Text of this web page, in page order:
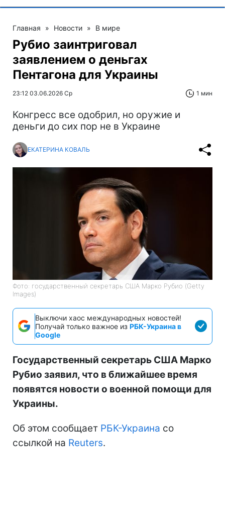
Главная » Новости » В мире
Рубио заинтриговал
заявлением о деньгах
Пентагона для Украины
23:12 03.06.2026 Ср 1 мин
Конгресс все одобрил, но оружие и
деньги до сих пор не в Украине
ЕКАТЕРИНА КОВАЛЬ
Фото: государственный секретарь США Марко Рубио (Getty
Images)
Выключи хаос международных новостей!
Получай только важное из РБК-Украина в
Google
Государственный секретарь США Марко
Рубио заявил, что в ближайшее время
появятся новости о военной помощи для
Украины.
Об этом сообщает РБК-Украина со
ссылкой на Reuters.